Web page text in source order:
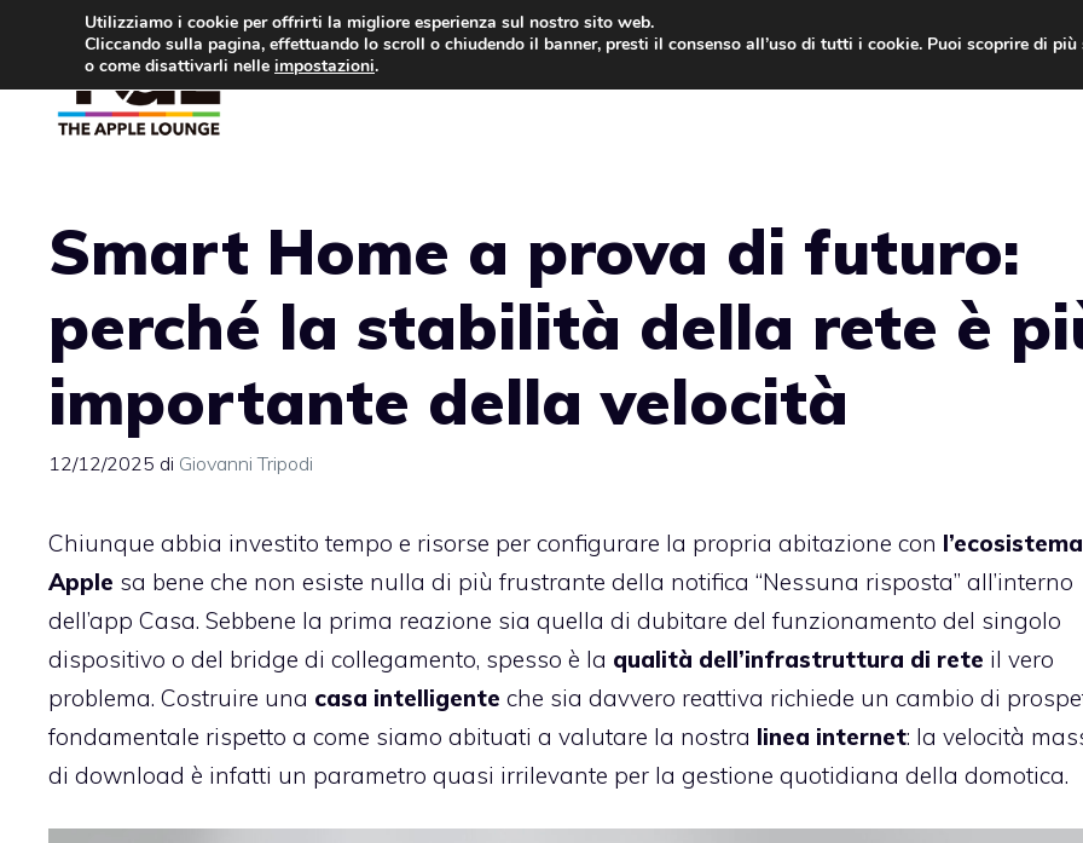
contenuto
Smart Home a prova di futuro:
perché la stabilità della rete è
importante della velocità
12/12/2025 di Giovanni Tripodi
Chiunque abbia investito tempo e risorse per configurare la propria abitazione con l’ecosistema
Apple sa bene che non esiste nulla di più frustrante della notifica “Nessuna risposta” all’interno
dell’app Casa. Sebbene la prima reazione sia quella di dubitare del funzionamento del singolo
dispositivo o del bridge di collegamento, spesso è la qualità dell’infrastruttura di rete il vero
problema. Costruire una casa intelligente che sia davvero reattiva richiede un cambio di
fondamentale rispetto a come siamo abituati a valutare la nostra linea internet: la velocità
di download è infatti un parametro quasi irrilevante per la gestione quotidiana della domotica.
Utilizziamo i cookie per offrirti la migliore esperienza sul nostro sito web.
Cliccando sulla pagina, effettuando lo scroll o chiudendo il banner, presti il consenso all’uso di tutti i cookie. Puoi scoprire di
o come disattivarli nelle impostazioni.